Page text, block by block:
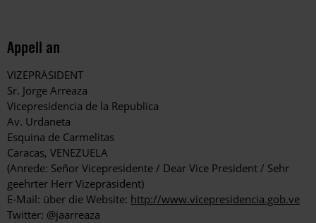
Appell an
VIZEPRÄSIDENT
Sr. Jorge Arreaza
Vicepresidencia de la Republica
Av. Urdaneta
Esquina de Carmelitas
Caracas, VENEZUELA
(Anrede: Señor Vicepresidente / Dear Vice President / Sehr
geehrter Herr Vizepräsident)
E-Mail: über die Website: http://www.vicepresidencia.gob.ve
Twitter: @jaarreaza